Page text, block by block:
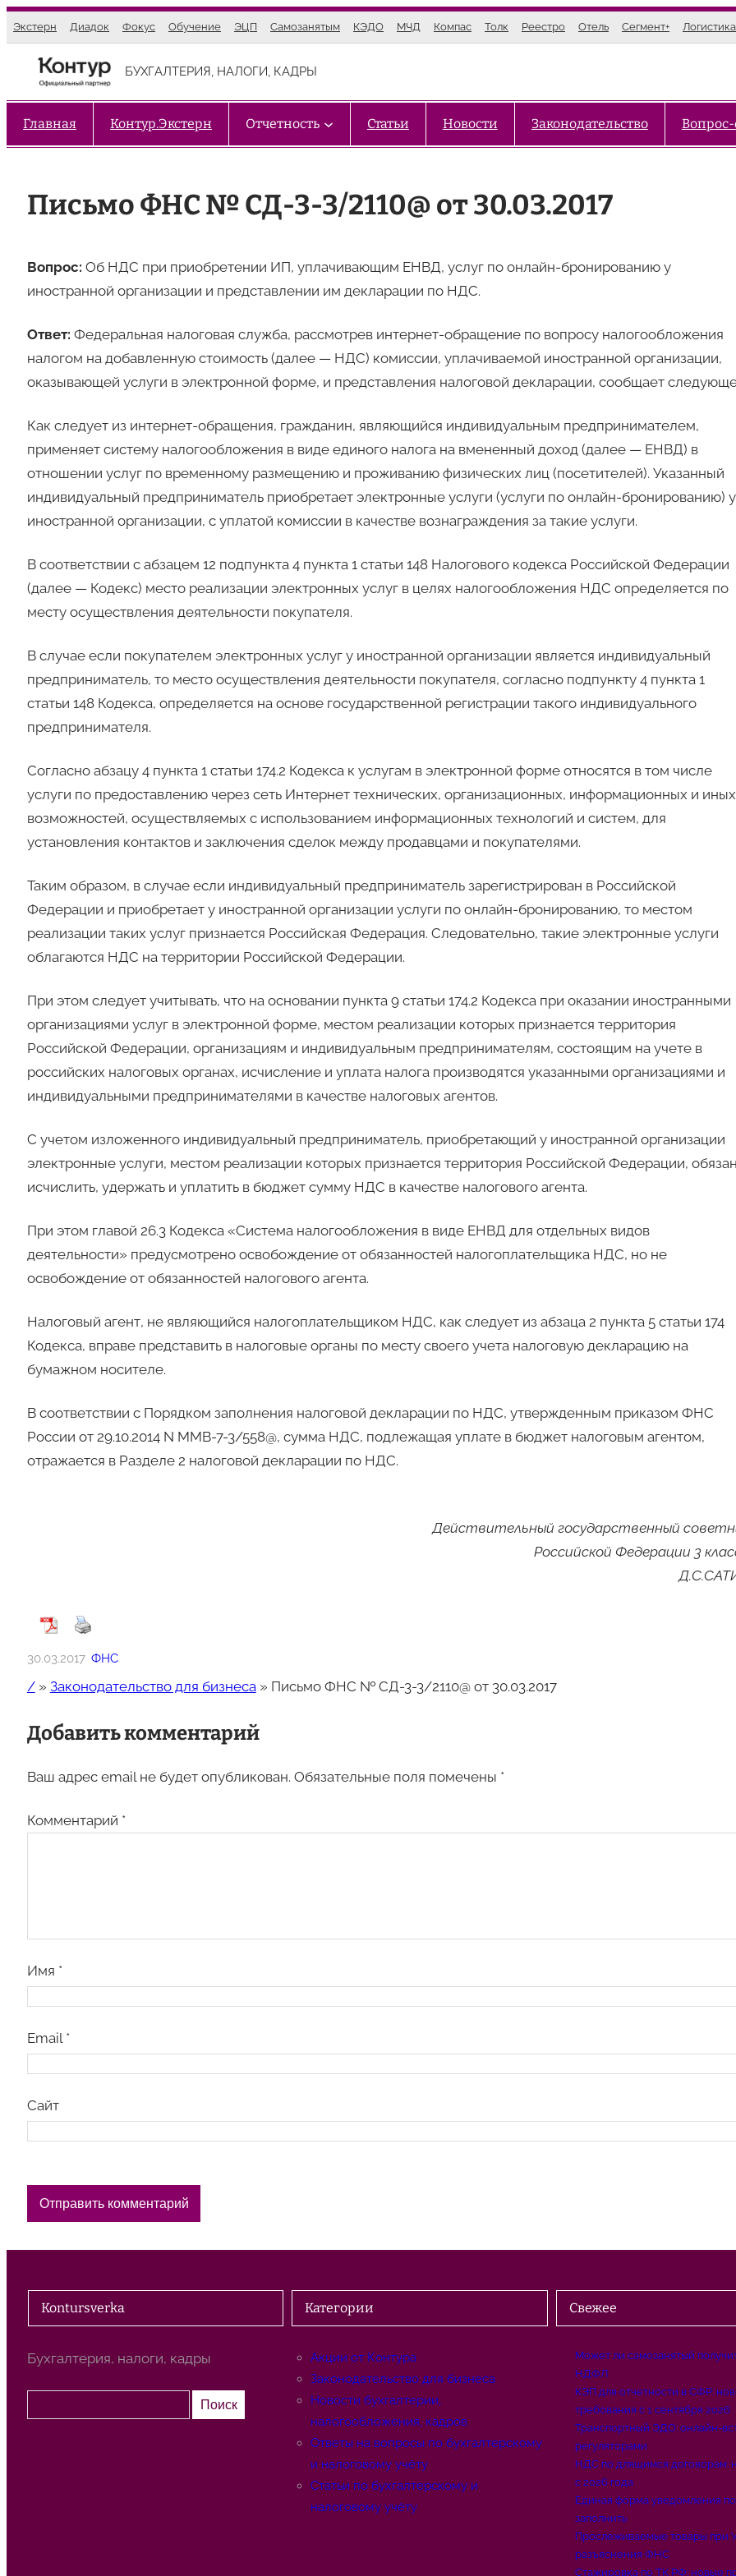
к
содержимому
Экстерн Диадок Фокус Обучение ЭЦП Самозанятым КЭДО МЧД Компас Толк Реестро Отель Сегмент+ Логистика
БУХГАЛТЕРИЯ, НАЛОГИ, КАДРЫ
Главная Контур.Экстерн Отчетность Статьи Новости Законодательство Вопрос-
Письмо ФНС № СД-3-3/2110@ от 30.03.2017
Вопрос: Об НДС при приобретении ИП, уплачивающим ЕНВД, услуг по онлайн-бронированию у
иностранной организации и представлении им декларации по НДС.
Ответ: Федеральная налоговая служба, рассмотрев интернет-обращение по вопросу налогообложения
налогом на добавленную стоимость (далее — НДС) комиссии, уплачиваемой иностранной организации,
оказывающей услуги в электронной форме, и представления налоговой декларации, сообщает
Как следует из интернет-обращения, гражданин, являющийся индивидуальным предпринимателем,
применяет систему налогообложения в виде единого налога на вмененный доход (далее — ЕНВД) в
отношении услуг по временному размещению и проживанию физических лиц (посетителей). Указанный
индивидуальный предприниматель приобретает электронные услуги (услуги по онлайн-бронированию) у
иностранной организации, с уплатой комиссии в качестве вознаграждения за такие услуги.
В соответствии с абзацем 12 подпункта 4 пункта 1 статьи 148 Налогового кодекса Российской Федерации
(далее — Кодекс) место реализации электронных услуг в целях налогообложения НДС определяется по
месту осуществления деятельности покупателя.
В случае если покупателем электронных услуг у иностранной организации является индивидуальный
предприниматель, то место осуществления деятельности покупателя, согласно подпункту 4 пункта 1
статьи 148 Кодекса, определяется на основе государственной регистрации такого индивидуального
предпринимателя.
Согласно абзацу 4 пункта 1 статьи 174.2 Кодекса к услугам в электронной форме относятся в том числе
услуги по предоставлению через сеть Интернет технических, организационных, информационных и иных
возможностей, осуществляемых с использованием информационных технологий и систем, для
установления контактов и заключения сделок между продавцами и покупателями.
Таким образом, в случае если индивидуальный предприниматель зарегистрирован в Российской
Федерации и приобретает у иностранной организации услуги по онлайн-бронированию, то местом
реализации таких услуг признается Российская Федерация. Следовательно, такие электронные услуги
облагаются НДС на территории Российской Федерации.
При этом следует учитывать, что на основании пункта 9 статьи 174.2 Кодекса при оказании иностранными
организациями услуг в электронной форме, местом реализации которых признается территория
Российской Федерации, организациям и индивидуальным предпринимателям, состоящим на учете в
российских налоговых органах, исчисление и уплата налога производятся указанными организациями и
индивидуальными предпринимателями в качестве налоговых агентов.
С учетом изложенного индивидуальный предприниматель, приобретающий у иностранной организации
электронные услуги, местом реализации которых признается территория Российской Федерации,
исчислить, удержать и уплатить в бюджет сумму НДС в качестве налогового агента.
При этом главой 26.3 Кодекса «Система налогообложения в виде ЕНВД для отдельных видов
деятельности» предусмотрено освобождение от обязанностей налогоплательщика НДС, но не
освобождение от обязанностей налогового агента.
Налоговый агент, не являющийся налогоплательщиком НДС, как следует из абзаца 2 пункта 5 статьи 174
Кодекса, вправе представить в налоговые органы по месту своего учета налоговую декларацию на
бумажном носителе.
В соответствии с Порядком заполнения налоговой декларации по НДС, утвержденным приказом ФНС
России от 29.10.2014 N ММВ-7-3/558@, сумма НДС, подлежащая уплате в бюджет налоговым агентом,
отражается в Разделе 2 налоговой декларации по НДС.
Действительный государственный
Российской Федерации 3
30.03.2017 ФНС
/» Законодательство для бизнеса » Письмо ФНС № СД-3-3/2110@ от 30.03.2017
Добавить комментарий
Ваш адрес email не будет опубликован. Обязательные поля помечены *
Комментарий *
Имя *
Email *
Сайт
Kontursverka
Бухгалтерия, налоги, кадры
о
Поиск
Категории
Акции от Контура
Законодательство для бизнеса
Новости бухгалтерии,
налогообложения, кадров
Ответы на вопросы по бухгалтерскому
и налоговому учёту
Статьи по бухгалтерскому и
налоговому учёту
Свежее
Может ли самозанятый
НДФЛ
КЭП для отчетности в СФР:
требования с 1 сентября 2026
Транспортный ЭДО: онлайн-
регуляторами
НДС по длящимся договорам:
с 2026 года
Единая форма уведомления
заполнить
Прослеживаемые товары при
разъяснения ФНС
Стажировка по ТК РФ: новые